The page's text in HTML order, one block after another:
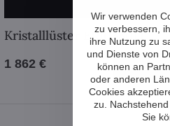
Kristalllüster EL103801T
1 862 €
Wir verwenden
zu verbessern,
ihre Nutzung zu
und Dienste von
können an
oder anderen
Cookies
zu.
Sie